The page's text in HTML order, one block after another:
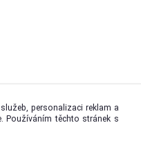
personalizaci reklam a
Používáním těchto stránek s